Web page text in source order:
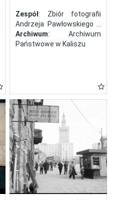
Zespół: Zbiór fotografii
Andrzeja Pawłowskiego z
Kalisza
Archiwum: Archiwum
Państwowe w Kaliszu